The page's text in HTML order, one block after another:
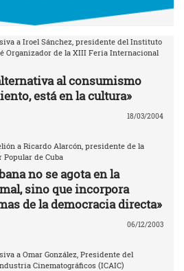
a Iroel Sánchez, presidente del Instituto
Organizador de la XIII Feria Internacional
al consumismo
está en la cultura»
18/03/2004
a Ricardo Alarcón, presidente de la
Popular de Cuba
no se agota en la
sino que incorpora
de la democracia directa»
06/12/2003
a Omar González, Presidente del
Cinematográficos (ICAIC)